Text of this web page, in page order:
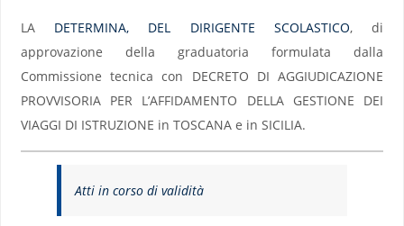
LA DETERMINA, DEL DIRIGENTE SCOLASTICO, di
approvazione della graduatoria formulata dalla
Commissione tecnica con DECRETO DI AGGIUDICAZIONE
PROVVISORIA PER L’AFFIDAMENTO DELLA GESTIONE DEI
VIAGGI DI ISTRUZIONE in TOSCANA e in SICILIA.
Atti in corso di validità